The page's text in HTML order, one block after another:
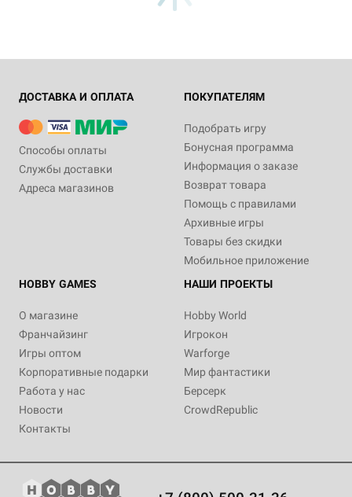
ДОСТАВКА И ОПЛАТА
Способы оплаты
Службы доставки
Адреса магазинов
ПОКУПАТЕЛЯМ
Подобрать игру
Бонусная программа
Информация о заказе
Возврат товара
Помощь с правилами
Архивные игры
Товары без скидки
Мобильное приложение
HOBBY GAMES
О магазине
Франчайзинг
Игры оптом
Корпоративные подарки
Работа у нас
Новости
Контакты
НАШИ ПРОЕКТЫ
Hobby World
Игрокон
Warforge
Мир фантастики
Берсерк
CrowdRepublic